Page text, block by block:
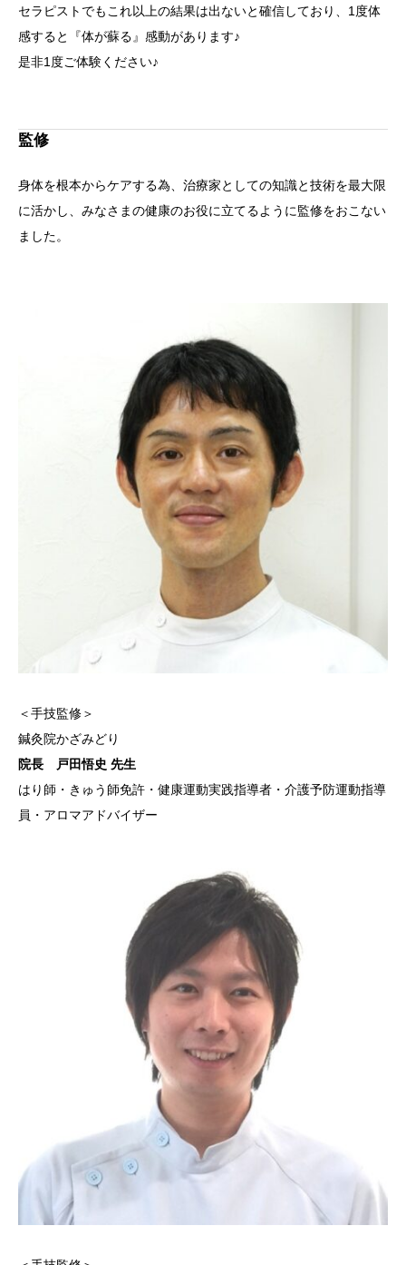
セラピストでもこれ以上の結果は出ないと確信しており、1度体
感すると『体が蘇る』感動があります♪
是非1度ご体験ください♪
監修
身体を根本からケアする為、治療家としての知識と技術を最大限
に活かし、みなさまの健康のお役に立てるように監修をおこない
ました。
＜手技監修＞
鍼灸院かざみどり
院長 戸田悟史 先生
はり師・きゅう師免許・健康運動実践指導者・介護予防運動指導
員・アロマアドバイザー